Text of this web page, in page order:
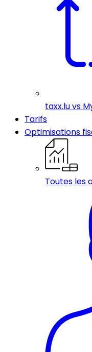
taxx.lu vs
Tarifs
Optimisations
Toutes les